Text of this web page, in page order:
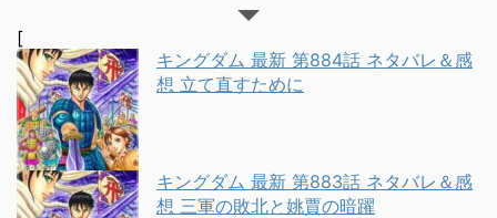
[
キングダム 最新 第884話 ネタバレ＆感
想 立て直すために
キングダム 最新 第883話 ネタバレ＆感
想 三軍の敗北と姚賈の暗躍